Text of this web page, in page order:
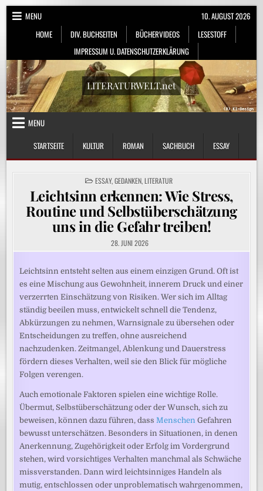
Skip
MENU
HOME
DIV. BUCHSEITEN BÜCHERVIDEOS
LESESTOFF
IMPRESSUM U. DATENSCHUTZERKLÄRUNG
10. AUGUST 2026
LITERATURWELT.net
MENU
STARTSEITE
KULTUR ROMAN SACHBUCH ESSAY
POSTED
IN
ESSAY,GEDANKEN,LITERATUR
Leichtsinn erkennen: Wie Stress,
Routine und Selbstüberschätzung
uns in die Gefahr treiben!
28. JUNI 2026
Leichtsinn entsteht selten aus einem einzigen Grund. Oft ist
es eine Mischung aus Gewohnheit, innerem Druck und einer
verzerrten Einschätzung von Risiken. Wer sich im Alltag
ständig beeilen muss, entwickelt schnell die Tendenz,
Abkürzungen zu nehmen, Warnsignale zu übersehen oder
Entscheidungen zu treffen, ohne ausreichend
nachzudenken. Zeitmangel, Ablenkung und Dauerstress
fördern dieses Verhalten, weil sie den Blick für mögliche
Folgen verengen.
Auch emotionale Faktoren spielen eine wichtige Rolle.
Übermut, Selbstüberschätzung oder der Wunsch, sich zu
beweisen, können dazu führen, dass Menschen Gefahren
bewusst unterschätzen. Besonders in Situationen, in denen
Anerkennung, Zugehörigkeit oder Erfolg im Vordergrund
stehen, wird vorsichtiges Verhalten manchmal als Schwäche
missverstanden. Dann wird leichtsinniges Handeln als
mutig, entschlossen oder unproblematisch wahrgenommen,